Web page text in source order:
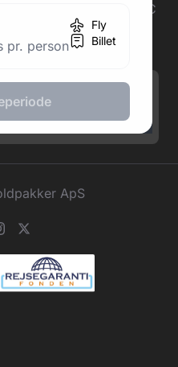
pr. person
Fly
Billet
ApS Rosendal 1C
.
ApS